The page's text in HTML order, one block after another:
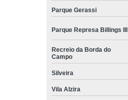
Parque Gerassi
Parque Represa Billings III
Recreio da Borda do
Campo
Silveira
Vila Alzira